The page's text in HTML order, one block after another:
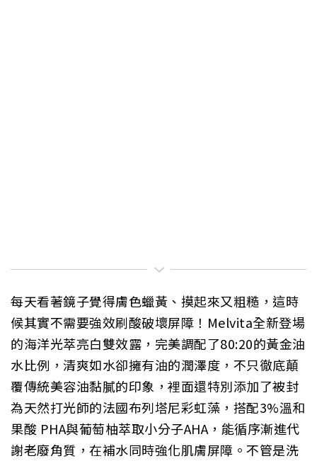
每天看著鏡子覺得膚色蠟黃、摸起來又粗糙，這時
候其實不需要強效刷酸破壞屏障！Melvita全新登場
的海洋光萃亮白雙效露，完美調配了80:20的黃金油
水比例，清爽如水卻擁有油的潤澤度，不只徹底顛
覆傳統美容油黏膩的印象，裡面還特別添加了被封
為天然打光師的法國布列塔尼彩虹藻，搭配3%溫和
果酸 PHA與葡萄柚萃取小分子AHA，能循序漸進代
謝老廢角質，在補水同時強化肌膚屏障。不管是洗